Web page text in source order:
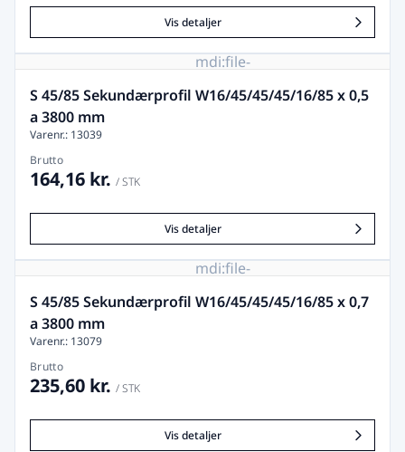
Vis detaljer
mdi:file-
image-
remove
S 45/85 Sekundærprofil W16/45/45/45/16/85 x 0,5
a 3800 mm
Varenr.: 13039
Brutto
164,16 kr. / STK
Vis detaljer
mdi:file-
image-
remove
S 45/85 Sekundærprofil W16/45/45/45/16/85 x 0,7
a 3800 mm
Varenr.: 13079
Brutto
235,60 kr. / STK
Vis detaljer